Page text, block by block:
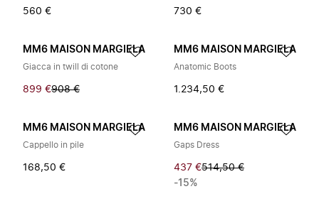
560 € 730 €
MM6 MAISON MARGIELA
Giacca in twill di cotone
899 €908 €
MM6 MAISON MARGIELA
Anatomic Boots
1.234,50 €
MM6 MAISON MARGIELA
Cappello in pile
168,50 €
MM6 MAISON MARGIELA
Gaps Dress
437 €514,50 €
-15%